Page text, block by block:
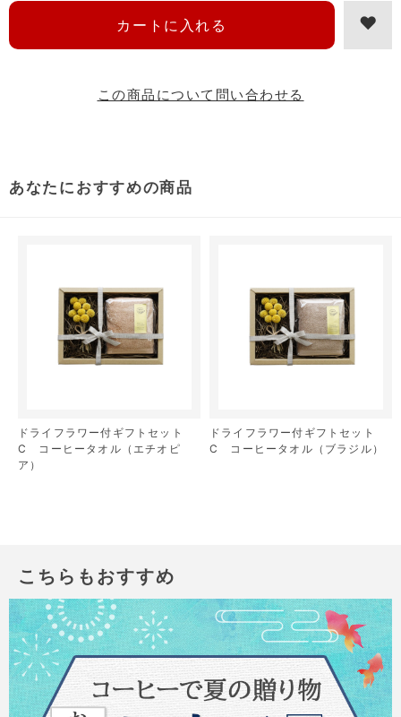
この商品について問い合わせる
あなたにおすすめの商品
ドライフラワー付ギフトセット
C コーヒータオル（エチオピ
ア）
ドライフラワー付ギフトセット
C コーヒータオル（ブラジル）
こちらもおすすめ